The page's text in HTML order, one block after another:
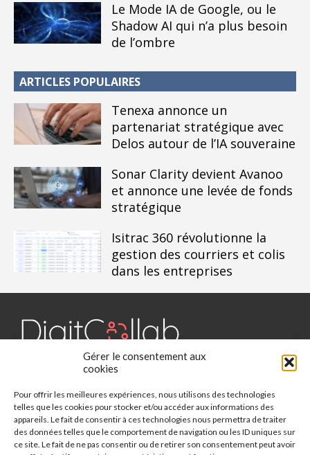
Gérer le consentement aux
cookies
Pour offrir les meilleures expériences, nous utilisons des technologies
telles que les cookies pour stocker et/ou accéder aux informations des
appareils. Le fait de consentir à ces technologies nous permettra de traiter
des données telles que le comportement de navigation ou les ID uniques sur
ce site. Le fait de ne pas consentir ou de retirer son consentement peut avoir
Le Mode IA de Google, ou le
Shadow AI qui n’a plus besoin
de l’ombre
ARTICLES POPULAIRES
Tenexa annonce un
partenariat stratégique avec
Delos autour de l’IA souveraine
Sonar Clarity devient Avanoo
et annonce une levée de fonds
stratégique
Isitrac 360 révolutionne la
gestion des courriers et colis
dans les entreprises
Digit Collab est un média dédié aux outils collaboratifs, retrouvez
des études, des évènements, des livres blancs et les nominations
du secteur. Retrouvez toutes les informations sur les innovations
des outils collaboratifs.